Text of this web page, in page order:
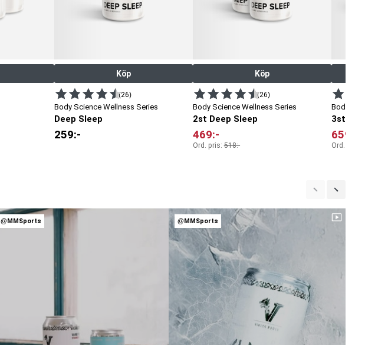
Köp
(26)
Body Science Wellness Series
Deep Sleep
259:-
Köp
(26)
Body Science Wellness Series
2st Deep Sleep
469:-
Ord. pris:518:-
Body Science
3st Deep
659
Ord. pris:
@MMSports @MMSports